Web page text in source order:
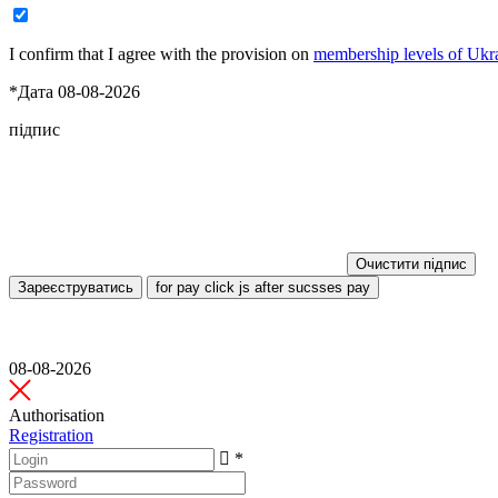
I confirm that I agree with the provision on membership levels of
*Дата 08-08-2026
підпис
Очистити підпис
Зареєструватись
for pay click js after sucsses pay
08-08-2026
Authorisation
Registration
*